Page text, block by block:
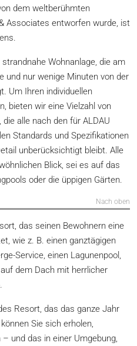
dem weltberühmten
Associates entworfen wurde, ist
Wohnanlage, die am
und nur wenige Minuten von der
Um Ihren individuellen
bieten wir eine Vielzahl von
alle nach den für ALDAU
Standards und Spezifikationen
unberücksichtigt bleibt. Alle
Blick, sei es auf das
oder die üppigen Gärten.
Nach oben
das seinen Bewohnern eine
wie z. B. einen ganztägigen
Service, einen Lagunenpool,
dem Dach mit herrlicher
Resort, das das ganze Jahr
Sie sich erholen,
und das in einer Umgebung,